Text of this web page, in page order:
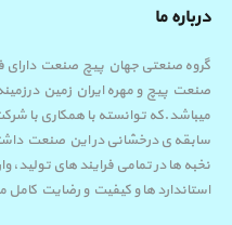
درباره ما
صنعت پیچ و مهره ایران زمین
میباشد.که توانسته با همکاری با
سابقه ی درخشانی در این صنعت
نخبه ها در تمامی فرایند های
استاندارد ها و کیفیت و رضایت کامل